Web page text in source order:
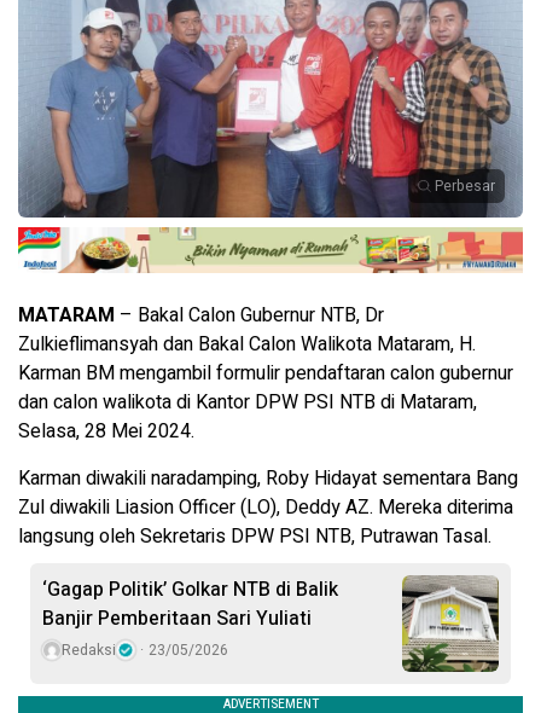
Perbesar
MATARAM – Bakal Calon Gubernur NTB, Dr
Zulkieflimansyah dan Bakal Calon Walikota Mataram, H.
Karman BM mengambil formulir pendaftaran calon gubernur
dan calon walikota di Kantor DPW PSI NTB di Mataram,
Selasa, 28 Mei 2024.
Karman diwakili naradamping, Roby Hidayat sementara Bang
Zul diwakili Liasion Officer (LO), Deddy AZ. Mereka diterima
langsung oleh Sekretaris DPW PSI NTB, Putrawan Tasal.
‘Gagap Politik’ Golkar NTB di Balik
Banjir Pemberitaan Sari Yuliati
Redaksi 23/05/2026